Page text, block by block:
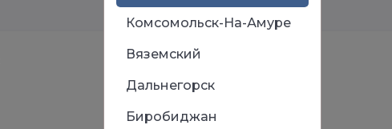
Комсомольск-На-Амуре
Вяземский
Дальнегорск
Биробиджан